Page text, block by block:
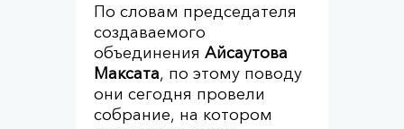
По словам председателя
создаваемого
объединения Айсаутова
Максата, по этому поводу
они сегодня провели
собрание, на котором